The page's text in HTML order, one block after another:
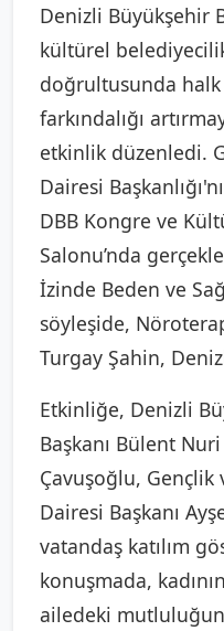
Denizli Büyükşehir
kültürel
doğrultusunda halk
farkındalığı
etkinlik düzenledi.
Dairesi
DBB Kongre ve
Salonu’nda
İzinde Beden ve
söyleşide,
Turgay Şahin,
Etkinliğe, Denizli
Başkanı Bülent
Çavuşoğlu, Gençlik
Dairesi Başkanı
vatandaş katılım
konuşmada,
ailedeki